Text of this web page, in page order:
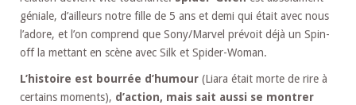
géniale, d’ailleurs notre fille de 5 ans et demi qui était avec nous
l’adore, et l’on comprend que Sony/Marvel prévoit déjà un Spin-
off la mettant en scène avec Silk et Spider-Woman.
L’histoire est bourrée d’humour (Liara était morte de rire à
certains moments), d’action, mais sait aussi se montrer